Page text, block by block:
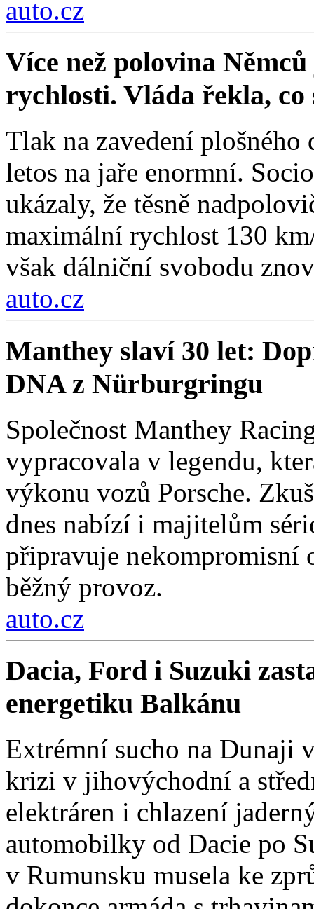
auto.cz
Více než polovina
rychlosti. Vláda řekla, co
Tlak na zavedení
letos na jaře enormní.
ukázaly, že těsně
maximální rychlost 130
však dálniční svobodu
auto.cz
Manthey slaví 30 let:
DNA z Nürburgringu
Společnost Manthey
vypracovala v legendu,
výkonu vozů Porsche.
dnes nabízí i majitelům
připravuje nekompromisní
běžný provoz.
auto.cz
Dacia, Ford i Suzuki
energetiku Balkánu
Extrémní sucho na Dunaji
krizi v jihovýchodní a
elektráren i chlazení
automobilky od Dacie po
v Rumunsku musela ke